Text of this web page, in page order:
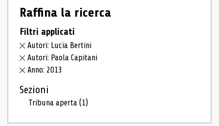
Raffina la ricerca
Filtri applicati
Autori: Lucia Bertini
Autori: Paola Capitani
Anno: 2013
Sezioni
Tribuna aperta(1)